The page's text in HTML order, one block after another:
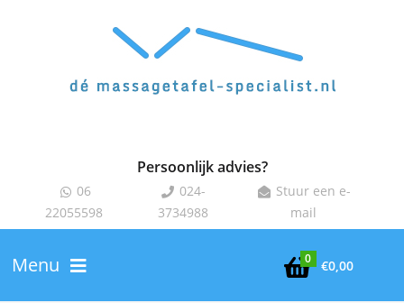
Persoonlijk advies?
 06
22055598
 024-
3734988
 Stuur een e-
mail

0 €0,00
Menu